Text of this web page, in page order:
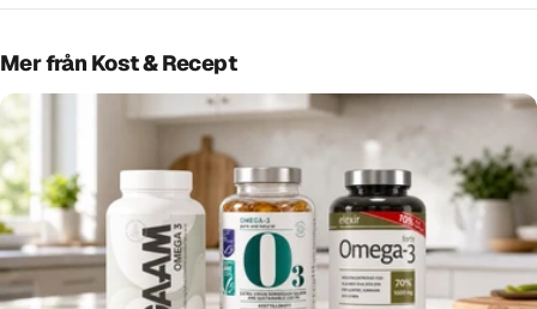
Mer från Kost & Recept